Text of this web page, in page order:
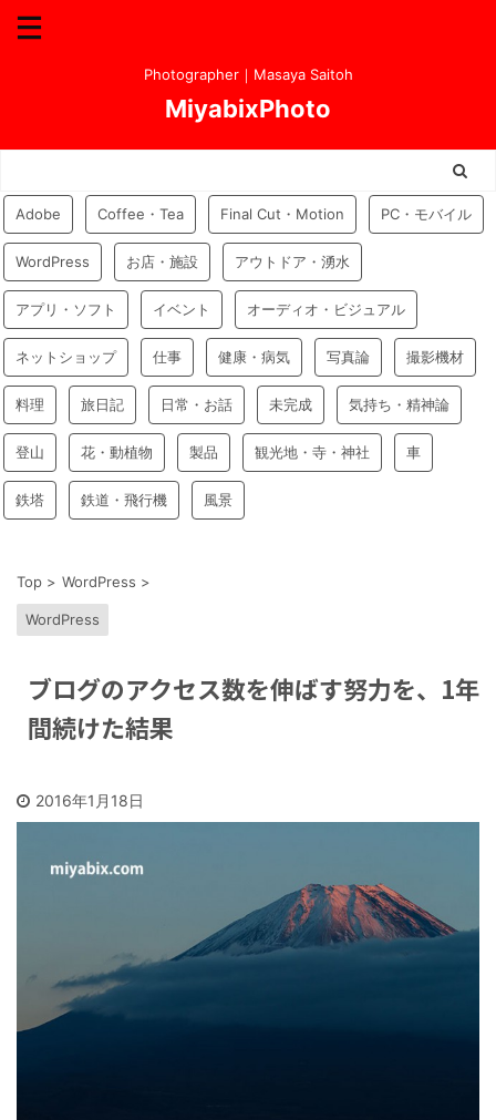
Photographer｜Masaya Saitoh
MiyabixPhoto
Adobe Coffee・Tea Final Cut・Motion PC・モバイル
WordPress お店・施設 アウトドア・湧水
アプリ・ソフト イベント オーディオ・ビジュアル
ネットショップ 仕事 健康・病気 写真論 撮影機材
料理 旅日記 日常・お話 未完成 気持ち・精神論
登山 花・動植物 製品 観光地・寺・神社 車
鉄塔 鉄道・飛行機 風景
Top > WordPress >
WordPress
ブログのアクセス数を伸ばす努力を、1年
間続けた結果
2016年1月18日